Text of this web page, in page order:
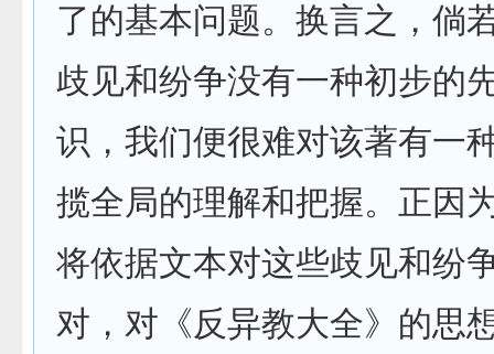
了的基本问题。换言之，倘
歧见和纷争没有一种初步的
识，我们便很难对该著有一
揽全局的理解和把握。正因
将依据文本对这些歧见和纷
对，对《反异教大全》的思